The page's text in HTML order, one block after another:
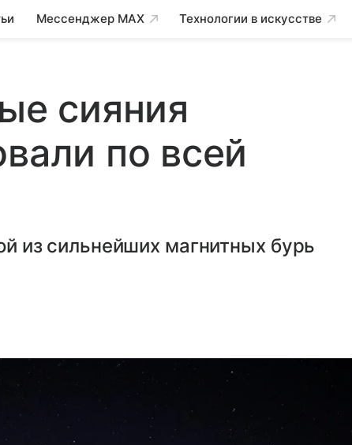
Мессенджер MAX Технологии в искусстве
сияния
по всей
из сильнейших магнитных бурь